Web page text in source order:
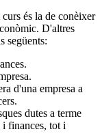
és la de conèixer
D'altres
següents:
d'una empresa a
dutes a terme
i finances, tot i